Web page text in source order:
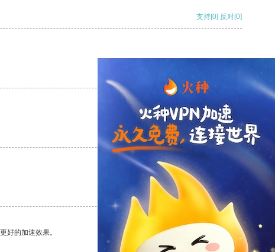
支持[0] 反对[0]
支持 [0] 反对[0]
支持[0] 反对
好的加速效果。